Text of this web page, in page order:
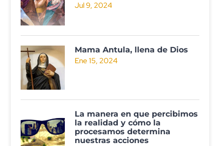
Jul 9, 2024
Mama Antula, llena de Dios
Ene 15, 2024
La manera en que percibimos
la realidad y cómo la
procesamos determina
nuestras acciones